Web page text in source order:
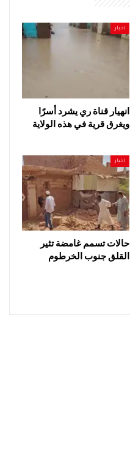
اخبار
انهيار قناة ري يشرد أسرًا
ويغرق قرية في هذه الولاية
اخبار
حالات تسمم غامضة تثير
القلق جنوب الخرطوم